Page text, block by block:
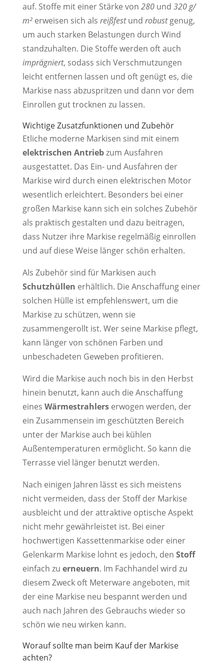
auf. Stoffe mit einer Stärke von 280und 320 g/
m²erweisen sich als reißfestund robustgenug,
um auch starken Belastungen durch Wind
standzuhalten. Die Stoffe werden oft auch
imprägniert, sodass sich Verschmutzungen
leicht entfernen lassen und oft genügt es, die
Markise nass abzuspritzen und dann vor dem
Einrollen gut trocknen zu lassen.
Wichtige Zusatzfunktionen und Zubehör
Etliche moderne Markisen sind mit einem
elektrischen Antriebzum Ausfahren
ausgestattet. Das Ein- und Ausfahren der
Markise wird durch einen elektrischen Motor
wesentlich erleichtert. Besonders bei einer
großen Markise kann sich ein solches Zubehör
als praktisch gestalten und dazu beitragen,
dass Nutzer ihre Markise regelmäßig einrollen
und auf diese Weise länger schön erhalten.
Als Zubehör sind für Markisen auch
Schutzhüllen erhältlich. Die Anschaffung einer
solchen Hülle ist empfehlenswert, um die
Markise zu schützen, wenn sie
zusammengerollt ist. Wer seine Markise pflegt,
kann länger von schönen Farben und
unbeschadeten Geweben profitieren.
Wird die Markise auch noch bis in den Herbst
hinein benutzt, kann auch die Anschaffung
eines Wärmestrahlerserwogen werden, der
ein Zusammensein im geschützten Bereich
unter der Markise auch bei kühlen
Außentemperaturen ermöglicht. So kann die
Terrasse viel länger benutzt werden.
Nach einigen Jahren lässt es sich meistens
nicht vermeiden, dass der Stoff der Markise
ausbleicht und der attraktive optische Aspekt
nicht mehr gewährleistet ist. Bei einer
hochwertigen Kassettenmarkise oder einer
Gelenkarm Markise lohnt es jedoch, den Stoff
einfach zu erneuern. Im Fachhandel wird zu
diesem Zweck oft Meterware angeboten, mit
der eine Markise neu bespannt werden und
auch nach Jahren des Gebrauchs wieder so
schön wie neu wirken kann.
Worauf sollte man beim Kauf der Markise
achten?